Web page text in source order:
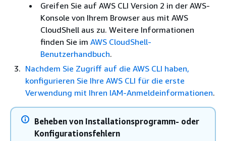
Greifen Sie auf AWS CLI Version 2 in der AWS-
Konsole von Ihrem Browser aus mit AWS
CloudShell aus zu. Weitere Informationen
finden Sie im AWS CloudShell-
Benutzerhandbuch.
Nachdem Sie Zugriff auf die AWS CLI haben,
konfigurieren Sie Ihre AWS CLI für die erste
Verwendung mit Ihren IAM-Anmeldeinformationen.
Beheben von Installationsprogramm- oder
Konfigurationsfehlern